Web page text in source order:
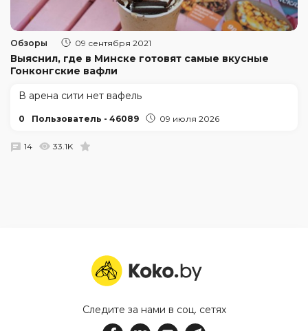
Обзоры 09 сентября 2021
Выяснил, где в Минске готовят самые вкусные
Гонконгские вафли
В арена сити нет вафель
0 Пользователь - 46089 09 июля 2026
14 33.1K
Следите за нами в соц. сетях